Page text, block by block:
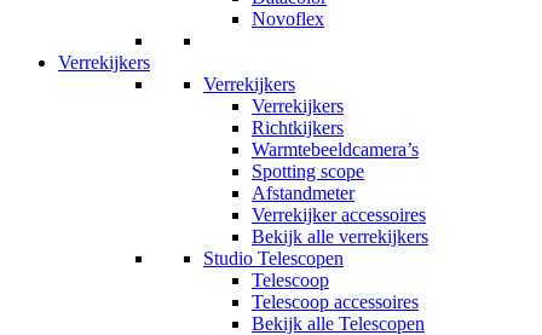
Novoflex
Verrekijkers
Verrekijkers
Verrekijkers
Richtkijkers
Warmtebeeldcamera’s
Spotting scope
Afstandmeter
Verrekijker accessoires
Bekijk alle verrekijkers
Studio Telescopen
Telescoop
Telescoop accessoires
Bekijk alle Telescopen